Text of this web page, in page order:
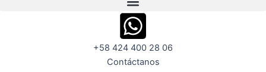
+58 424 400 28 06
Contáctanos